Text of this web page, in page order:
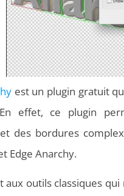
est un plugin gratuit
effet, ce plugin
des bordures
Edge Anarchy.
aux outils classiques